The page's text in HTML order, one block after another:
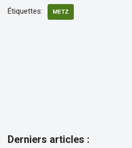
Étiquettes: METZ
Derniers articles :